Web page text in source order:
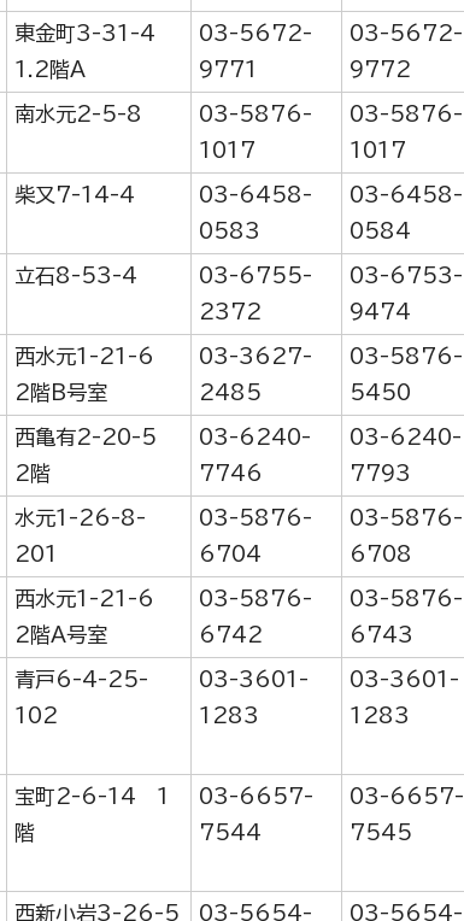
東金町3-31-4
1.2階A
03-5672-
9771
03-5672-
9772
南水元2-5-8
03-5876-
1017
03-5876-
1017
柴又7-14-4
03-6458-
0583
03-6458-
0584
立石8-53-4
03-6755-
2372
03-6753-
9474
西水元1-21-6
2階B号室
03-3627-
2485
03-5876-
5450
西亀有2-20-5
2階
03-6240-
7746
03-6240-
7793
水元1-26-8-
201
03-5876-
6704
03-5876-
6708
西水元1-21-6
2階A号室
03-5876-
6742
03-5876-
6743
青戸6-4-25-
102
03-3601-
1283
03-3601-
1283
宝町2-6-14 1
階
03-6657-
7544
03-6657-
7545
西新小岩3-26-5 03-5654- 03-5654-